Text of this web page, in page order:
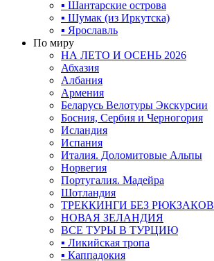
▪ Шантарские острова
▪ Шумак (из Иркутска)
▪ Ярославль
По миру
НА ЛЕТО И ОСЕНЬ 2026
Абхазия
Албания
Армения
Беларусь Велотуры Экскурсии
Босния, Сербия и Черногория
Исландия
Испания
Италия. Доломитовые Альпы
Норвегия
Португалия. Мадейра
Шотландия
ТРЕККИНГИ БЕЗ РЮКЗАКОВ
НОВАЯ ЗЕЛАНДИЯ
ВСЕ ТУРЫ В ТУРЦИЮ
▪ Ликийская тропа
▪ Каппадокия